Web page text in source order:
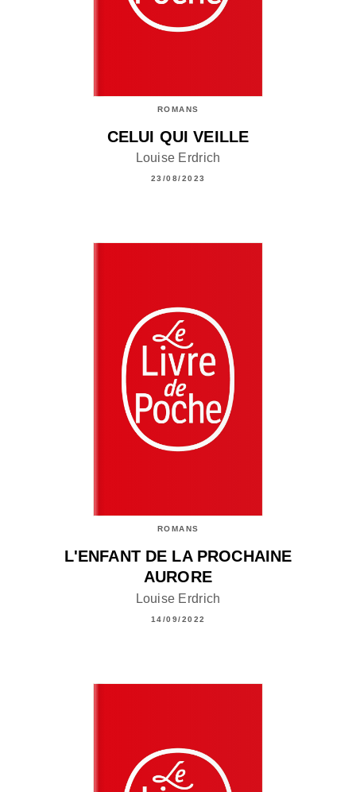
ROMANS
CELUI QUI VEILLE
Louise Erdrich
23/08/2023
ROMANS
L'ENFANT DE LA PROCHAINE
AURORE
Louise Erdrich
14/09/2022